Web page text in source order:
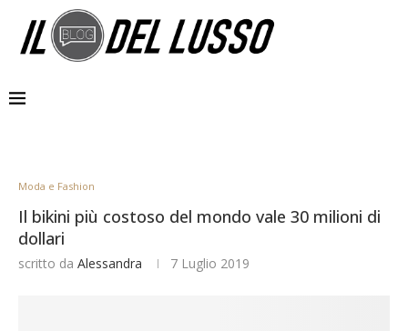
Moda e Fashion
Il bikini più costoso del mondo vale 30 milioni di
dollari
scritto da Alessandra 7 Luglio 2019